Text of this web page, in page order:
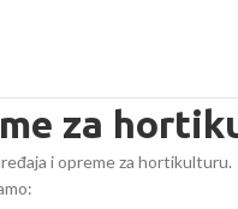
za
i opreme za hortikulturu.